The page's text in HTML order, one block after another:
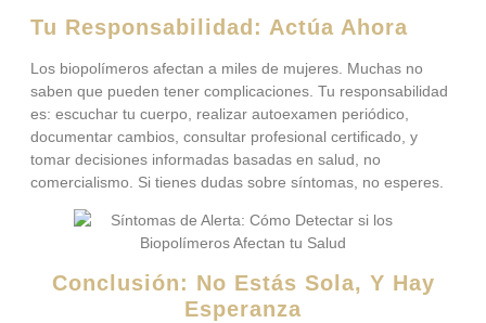
Tu Responsabilidad: Actúa Ahora
Los biopolímeros afectan a miles de mujeres. Muchas no
saben que pueden tener complicaciones. Tu responsabilidad
es: escuchar tu cuerpo, realizar autoexamen periódico,
documentar cambios, consultar profesional certificado, y
tomar decisiones informadas basadas en salud, no
comercialismo. Si tienes dudas sobre síntomas, no esperes.
Conclusión: No Estás Sola, Y Hay
Esperanza